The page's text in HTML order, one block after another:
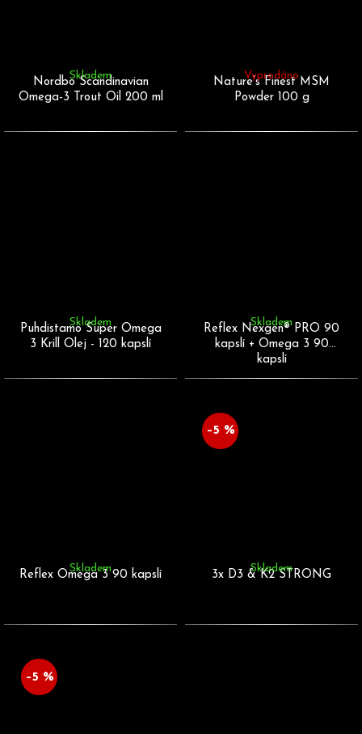
Nordbo Scandinavian
Omega-3 Trout Oil 200 ml
Skladem
Nature's Finest MSM
Powder 100 g
Vyprodáno
Puhdistamo Super Omega
3 Krill Olej - 120 kapslí
Skladem
Reflex Nexgen® PRO 90
kapslí + Omega 3 90
kapslí
Skladem
Reflex Omega 3 90 kapslí
Skladem
–5 %
3x D3 & K2 STRONG
Skladem
–5 %